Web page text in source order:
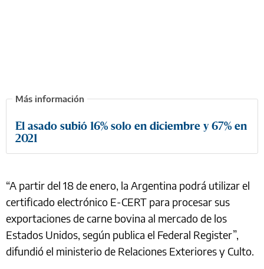
El asado subió 16% solo en diciembre y 67% en
2021
“A partir del 18 de enero, la Argentina podrá utilizar el
certificado electrónico E-CERT para procesar sus
exportaciones de carne bovina al mercado de los
Estados Unidos, según publica el Federal Register”,
difundió el ministerio de Relaciones Exteriores y Culto.